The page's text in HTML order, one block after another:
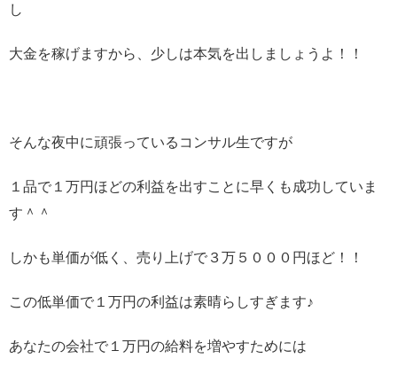
し
大金を稼げますから、少しは本気を出しましょうよ！！
そんな夜中に頑張っているコンサル生ですが
１品で１万円ほどの利益を出すことに早くも成功していま
す＾＾
しかも単価が低く、売り上げで３万５０００円ほど！！
この低単価で１万円の利益は素晴らしすぎます♪
あなたの会社で１万円の給料を増やすためには